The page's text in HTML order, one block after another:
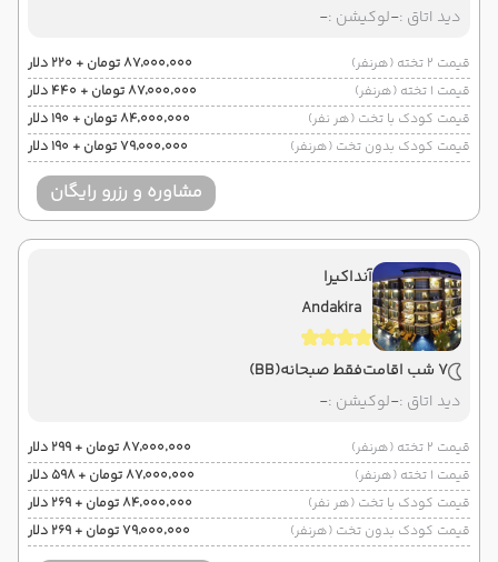
دید اتاق :-لوکیشن :-
قیمت 2 تخته (هرنفر)
۸۷٬۰۰۰٬۰۰۰ تومان + ۲۲۰ دلار
قیمت 1 تخته (هرنفر)
۸۷٬۰۰۰٬۰۰۰ تومان + ۴۴۰ دلار
قیمت کودک با تخت (هر نفر)
۸۴٬۰۰۰٬۰۰۰ تومان + ۱۹۰ دلار
قیمت کودک بدون تخت (هرنفر)
۷۹٬۰۰۰٬۰۰۰ تومان + ۱۹۰ دلار
مشاوره و رزرو رایگان
آنداکیرا
Andakira
7 شب اقامت فقط صبحانه(BB)
دید اتاق :-لوکیشن :-
قیمت 2 تخته (هرنفر)
۸۷٬۰۰۰٬۰۰۰ تومان + ۲۹۹ دلار
قیمت 1 تخته (هرنفر)
۸۷٬۰۰۰٬۰۰۰ تومان + ۵۹۸ دلار
قیمت کودک با تخت (هر نفر)
۸۴٬۰۰۰٬۰۰۰ تومان + ۲۶۹ دلار
قیمت کودک بدون تخت (هرنفر)
۷۹٬۰۰۰٬۰۰۰ تومان + ۲۶۹ دلار